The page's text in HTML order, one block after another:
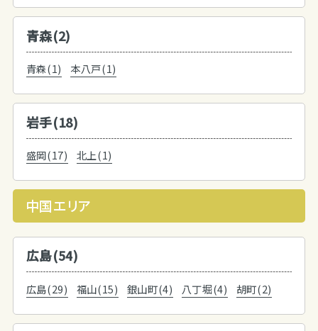
青森(2)
青森(1) 本八戸(1)
岩手(18)
盛岡(17) 北上(1)
中国エリア
広島(54)
広島(29) 福山(15) 銀山町(4) 八丁堀(4) 胡町(2)